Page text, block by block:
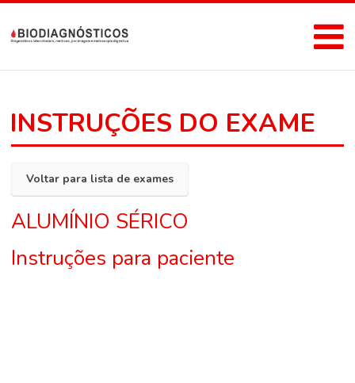
INSTRUÇÕES DO EXAME
Voltar para lista de exames
ALUMÍNIO SÉRICO
Instruções para paciente